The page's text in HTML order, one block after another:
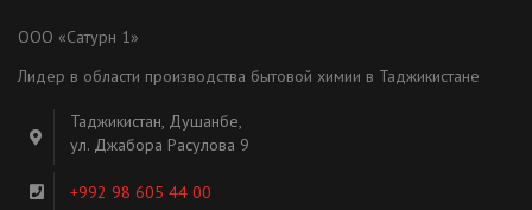
ООО «Сатурн 1»
Лидер в области производства бытовой химии в Таджикистане
Таджикистан, Душанбе,
ул. Джабора Расулова 9
+992 98 605 44 00